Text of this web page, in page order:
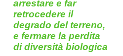
arrestare e far
retrocedere il
degrado del terreno,
e fermare la perdita
di diversità biologica